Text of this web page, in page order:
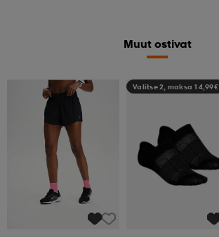
Muut ostivat
Valitse 2, maksa 14,99€